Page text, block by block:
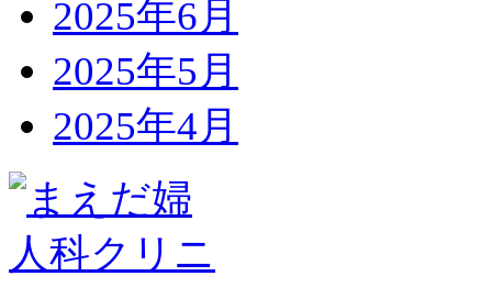
2025年6月
2025年5月
2025年4月